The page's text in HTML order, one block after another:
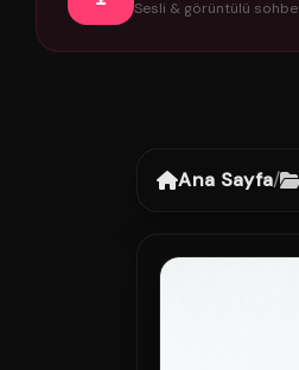
Sesli & görüntülü
Ana Sayfa/